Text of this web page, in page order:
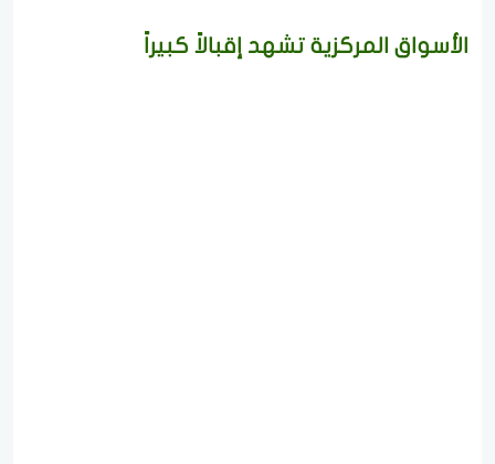
الأسواق المركزية تشهد إقبالاً كبيراً